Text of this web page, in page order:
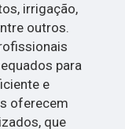
irrigação,
outros.
para
e
oferecem
que